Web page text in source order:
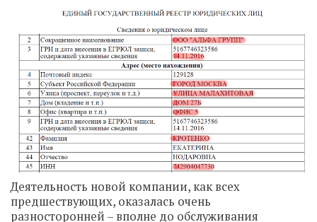
Деятельность новой компании, как всех
предшествующих, оказалась очень
разносторонней – вполне до обслуживания